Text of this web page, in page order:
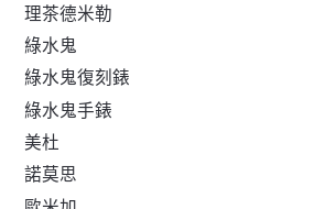
理茶德米勒
綠水鬼
綠水鬼復刻錶
綠水鬼手錶
美杜
諾莫思